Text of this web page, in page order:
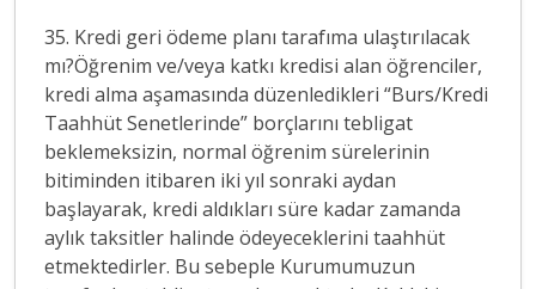
35. Kredi geri ödeme planı tarafıma ulaştırılacak
mı?Öğrenim ve/veya katkı kredisi alan öğrenciler,
kredi alma aşamasında düzenledikleri “Burs/Kredi
Taahhüt Senetlerinde” borçlarını tebligat
beklemeksizin, normal öğrenim sürelerinin
bitiminden itibaren iki yıl sonraki aydan
başlayarak, kredi aldıkları süre kadar zamanda
aylık taksitler halinde ödeyeceklerini taahhüt
etmektedirler. Bu sebeple Kurumumuzun